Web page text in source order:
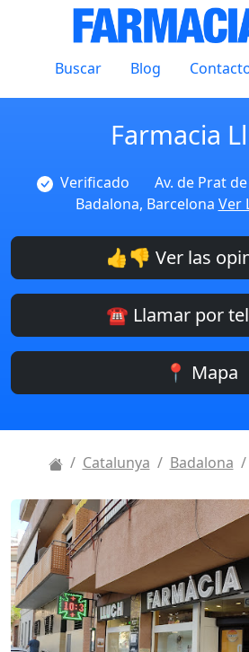
Buscar Blog
Farmacia
Verificado
Av. de Prat
Badalona, Barcelona Ver
👍👎 Ver las
☎️ Llamar por
📍 Mapa
Catalunya Badalona